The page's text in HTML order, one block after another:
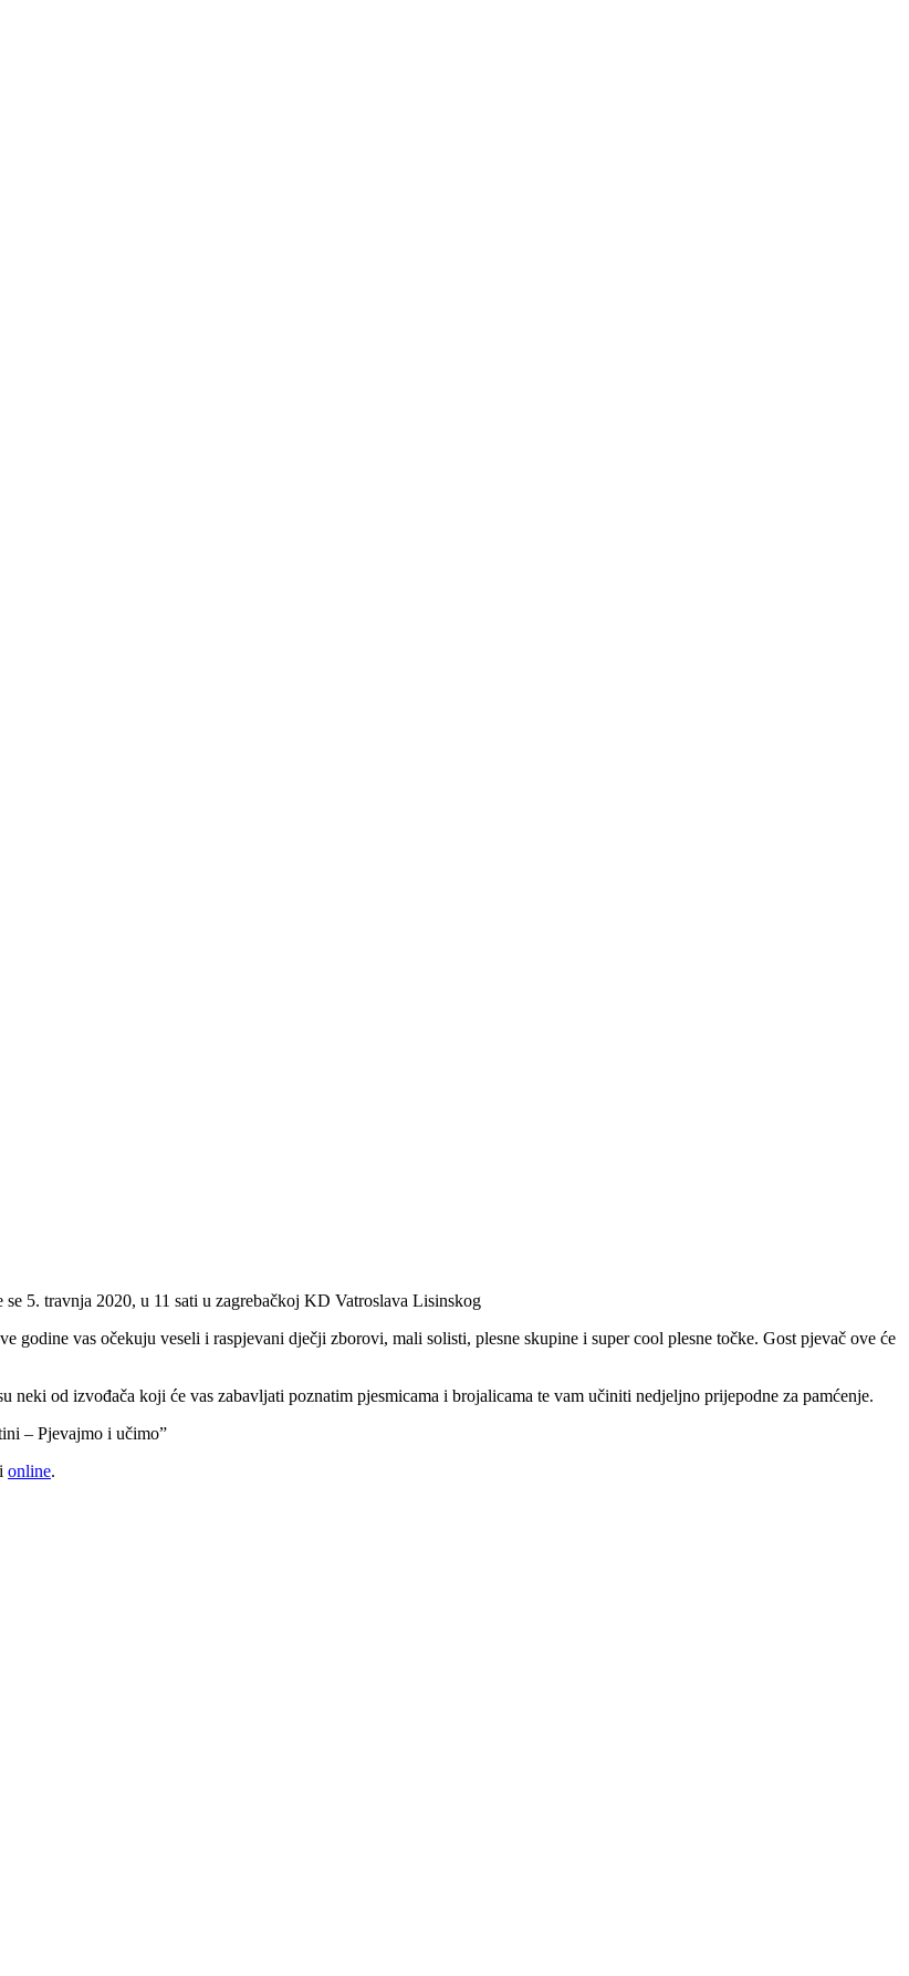
5. travnja 2020, u 11 sati u zagrebačkoj KD Vatroslava Lisinskog
godine vas očekuju veseli i raspjevani dječji zborovi, mali solisti, plesne skupine i super cool plesne točke. Gost pjevač ove će
od izvođača koji će vas zabavljati poznatim pjesmicama i brojalicama te vam učiniti nedjeljno prijepodne za pamćenje.
– Pjevajmo i učimo”
online.